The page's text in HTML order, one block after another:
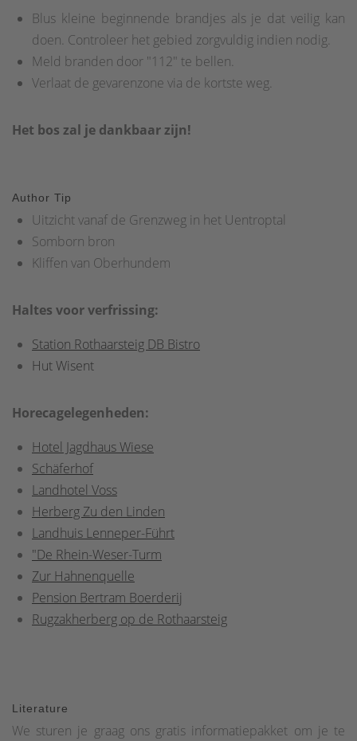
Blus kleine beginnende brandjes als je dat veilig kan
doen. Controleer het gebied zorgvuldig indien nodig.
Meld branden door "112" te bellen.
Verlaat de gevarenzone via de kortste weg.
Het bos zal je dankbaar zijn!
Author Tip
Uitzicht vanaf de Grenzweg in het Uentroptal
Somborn bron
Kliffen van Oberhundem
Haltes voor verfrissing:
Station Rothaarsteig DB Bistro
Hut Wisent
Horecagelegenheden:
Hotel Jagdhaus Wiese
Schäferhof
Landhotel Voss
Herberg Zu den Linden
Landhuis Lenneper-Führt
"De Rhein-Weser-Turm
Zur Hahnenquelle
Pension Bertram Boerderij
Rugzakherberg op de Rothaarsteig
Literature
We sturen je graag ons gratis informatiepakket om je te